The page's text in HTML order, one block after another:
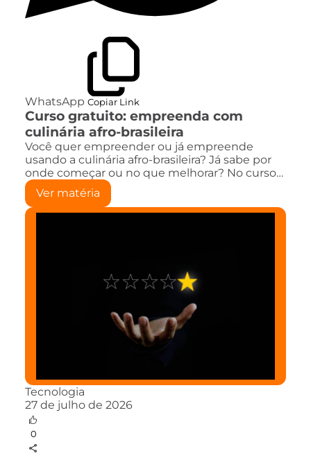
WhatsApp Copiar Link
Curso gratuito: empreenda com
culinária afro-brasileira
Você quer empreender ou já empreende
usando a culinária afro-brasileira? Já sabe por
onde começar ou no que melhorar? No curso…
Ver matéria
Tecnologia
27 de julho de 2026
0